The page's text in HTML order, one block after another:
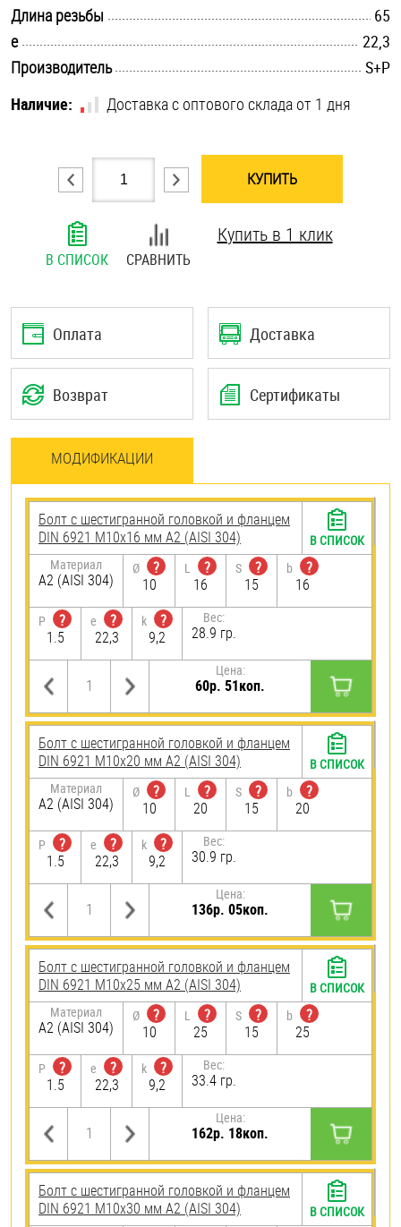
Шпильки
Шплинты
Штифты и пальцы
Длина резьбы
65
e
22,3
Производитель
S+P
Наличие:
Доставка с оптового склада от 1 дня
КУПИТЬ
В СПИСОК СРАВНИТЬ
Купить в 1 клик
Оплата Доставка
Возврат Сертификаты
МОДИФИКАЦИИ
Болт с шестигранной головкой и фланцем
DIN 6921 М10х16 мм А2 (AISI 304)
Материал
А2 (AISI 304)
Ø
?
10
L
?
16
S
?
15
b
?
16
P
?
1.5
e
?
22,3
k
?
9,2
Вес:
28.9 гр.
Цена:
60р. 51коп.
В СПИСОК
Болт с шестигранной головкой и фланцем
DIN 6921 М10х20 мм А2 (AISI 304)
Материал
А2 (AISI 304)
Ø
?
10
L
?
20
S
?
15
b
?
20
P
?
1.5
e
?
22,3
k
?
9,2
Вес:
30.9 гр.
Цена:
136р. 05коп.
В СПИСОК
Болт с шестигранной головкой и фланцем
DIN 6921 М10х25 мм А2 (AISI 304)
Материал
А2 (AISI 304)
Ø
?
10
L
?
25
S
?
15
b
?
25
P
?
1.5
e
?
22,3
k
?
9,2
Вес:
33.4 гр.
Цена:
162р. 18коп.
В СПИСОК
Болт с шестигранной головкой и фланцем
DIN 6921 М10х30 мм А2 (AISI 304)
В СПИСОК